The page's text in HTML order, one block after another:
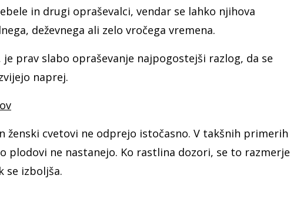
in drugi opraševalci, vendar se lahko njihova
deževnega ali zelo vročega vremena.
prav slabo opraševanje najpogostejši razlog, da se
naprej.
ženski cvetovi ne odprejo istočasno. V takšnih primerih
plodovi ne nastanejo. Ko rastlina dozori, se to razmerje
se izboljša.